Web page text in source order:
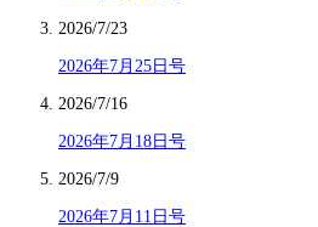
2026/7/23
2026年7月25日号
2026/7/16
2026年7月18日号
2026/7/9
2026年7月11日号